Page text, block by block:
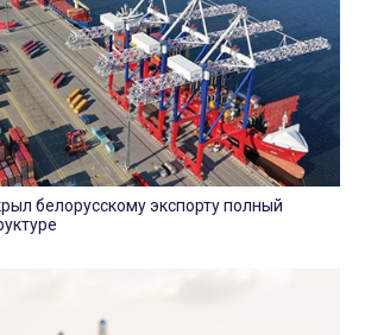
белорусскому экспорту полный